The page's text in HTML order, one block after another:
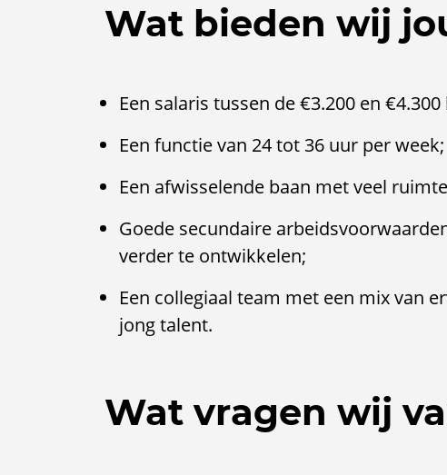
Wat bieden wij
Een salaris tussen de €3.200 en
Een functie van 24 tot 36 uur per week;
Een afwisselende baan met veel
Goede secundaire
verder te ontwikkelen;
Een collegiaal team met een mix van
jong talent.
Wat vragen wij